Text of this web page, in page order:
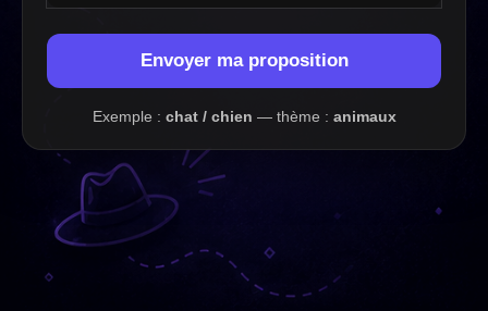
Envoyer ma proposition
Exemple : chat / chien — thème : animaux